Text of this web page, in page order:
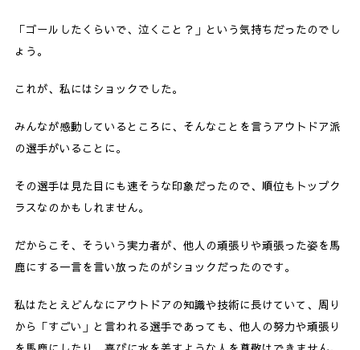
「ゴールしたくらいで、泣くこと？」という気持ちだったのでし
ょう。
これが、私にはショックでした。
みんなが感動しているところに、そんなことを言うアウトドア派
の選手がいることに。
その選手は見た目にも速そうな印象だったので、順位もトップク
ラスなのかもしれません。
だからこそ、そういう実力者が、他人の頑張りや頑張った姿を馬
鹿にする一言を言い放ったのがショックだったのです。
私はたとえどんなにアウトドアの知識や技術に長けていて、周り
から「すごい」と言われる選手であっても、他人の努力や頑張り